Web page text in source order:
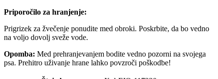
Priporočilo za hranjenje:
Prigrizek za žvečenje ponudite med obroki. Poskrbite, da bo vedno
na voljo dovolj sveže vode.
Opomba: Med prehranjevanjem bodite vedno pozorni na svojega
psa. Prehitro uživanje hrane lahko povzroči poškodbe!